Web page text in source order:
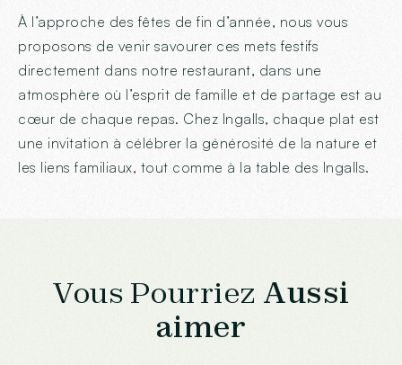
À l’approche des fêtes de fin d’année, nous vous
proposons de venir savourer ces mets festifs
directement dans notre restaurant, dans une
atmosphère où l’esprit de famille et de partage est au
cœur de chaque repas. Chez Ingalls, chaque plat est
une invitation à célébrer la générosité de la nature et
les liens familiaux, tout comme à la table des Ingalls.
Vous Pourriez Aussi
aimer